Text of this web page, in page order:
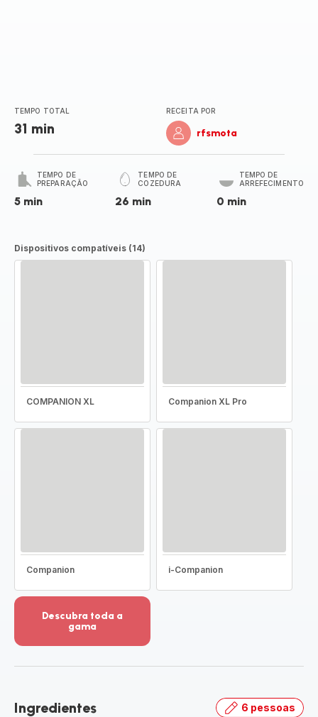
TEMPO TOTAL
31 min
RECEITA POR
rfsmota
TEMPO DE
PREPARAÇÃO
5 min
TEMPO DE
COZEDURA
26 min
TEMPO DE
ARREFECIMENTO
0 min
Dispositivos compatíveis (14)
COMPANION XL Companion XL Pro
Companion i-Companion
Descubra toda a
gama
detalhes
toda
Ingredientes 6 pessoas